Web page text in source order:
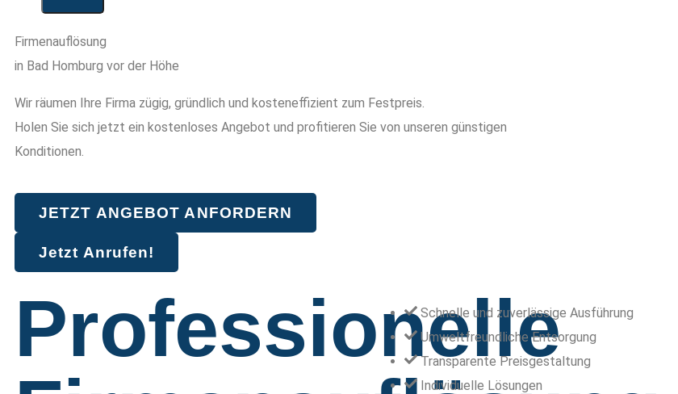
Firmenauflösung
in Bad Homburg vor der Höhe
Wir räumen Ihre Firma zügig, gründlich und kosteneffizient zum Festpreis.
Holen Sie sich jetzt ein kostenloses Angebot und profitieren Sie von unseren günstigen
Konditionen.
JETZT ANGEBOT ANFORDERN
Jetzt Anrufen!
Professionelle
Schnelle und zuverlässige Ausführung
Umweltfreundliche Entsorgung
Transparente Preisgestaltung
Individuelle Lösungen